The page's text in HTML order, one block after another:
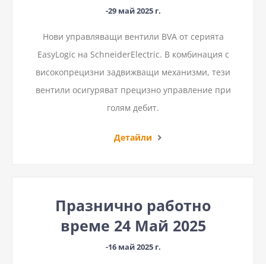
-29 май 2025 г.
Нови управляващи вентили BVA от серията
EasyLogic на SchneiderElectric. В комбинация с
високопрецизни задвижващи механизми, тези
вентили осигуряват прецизно управление при
голям дебит.
Детайли
Празнично работно
време 24 Май 2025
-16 май 2025 г.